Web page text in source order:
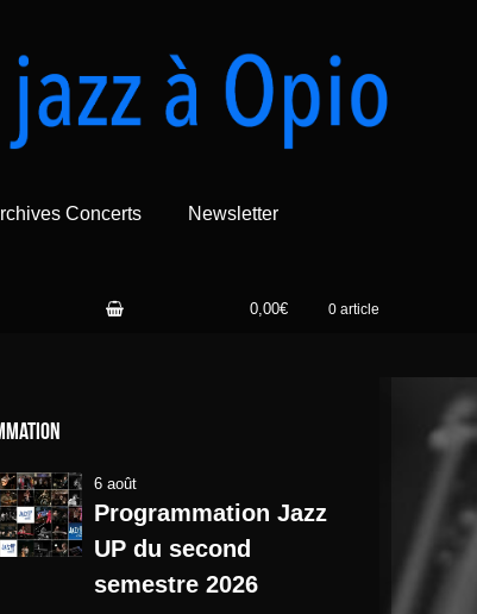
Concerts Newsletter
0,00€ 0 article
6 août
Programmation Jazz
UP du second
semestre 2026